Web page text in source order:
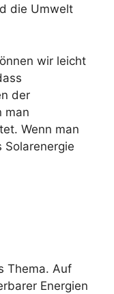
die Umwelt
wir leicht
der
man
Wenn man
Thema. Auf
Energien